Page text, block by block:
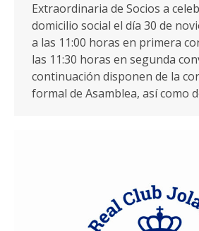
Extraordinaria de Socios a
domicilio social el día 30 de
a las 11:00 horas en primera
las 11:30 horas en segunda
continuación disponen de la
formal de Asamblea, así como